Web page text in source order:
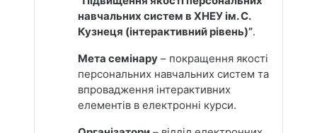
навчальних систем в ХНЕУ ім. С.
Кузнеця (інтерактивний рівень)”.
Мета семінару – покращення якості
персональних навчальних систем та
впровадження інтерактивних
елементів в електронні курси.